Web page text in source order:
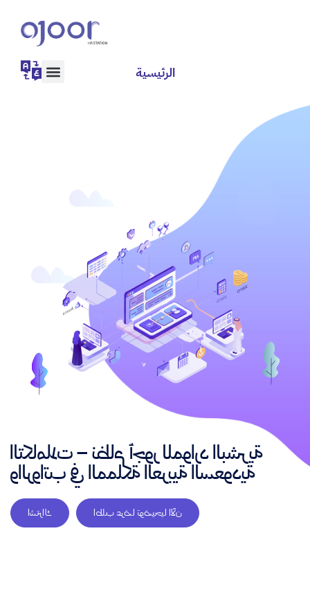
الرئيسية
التكاملات – نظام أجور للموارد البشرية
والرواتب في المملكة العربية السعودية
اشتراك اطلب عرضا توضيحيا الآن